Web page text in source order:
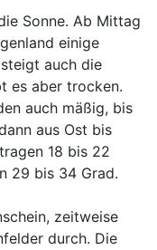
Sonne. Ab Mittag
einige
auch die
es aber trocken.
auch mäßig, bis
aus Ost bis
18 bis 22
29 bis 34 Grad.
zeitweise
durch. Die